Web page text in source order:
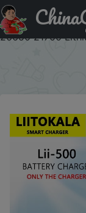
Купити на
Lii-S2 Lii-S4 Lii-
26650 21700